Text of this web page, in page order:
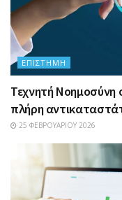
ΕΠΙΣΤΉΜΗ
Τεχνητή Νοημοσύνη
πλήρη
25 ΦΕΒΡΟΥΑΡΊΟΥ 2026